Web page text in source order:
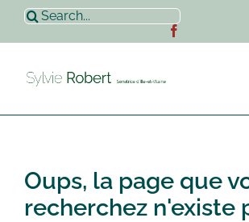
Passer
contenu
Rechercher:
Sylvie Robert
Oups, la page que
recherchez n'existe